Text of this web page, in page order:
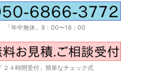
「年中無休」9：00〜18：00
「２４時間受付」簡単なチェック式